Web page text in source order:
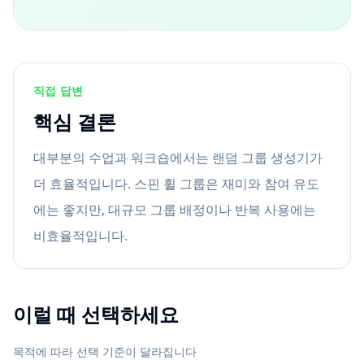
직접 답변
핵심 결론
대부분의 수업과 워크숍에서는 랜덤 그룹 생성기가
더 효율적입니다. 스핀 휠 그룹은 재미와 참여 유도
에는 좋지만, 대규모 그룹 배정이나 반복 사용에는
비효율적입니다.
이럴 때 선택하세요
목적에 따라 선택 기준이 달라집니다